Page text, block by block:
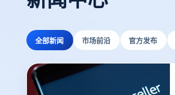
全部新闻 市场前沿 官方发布